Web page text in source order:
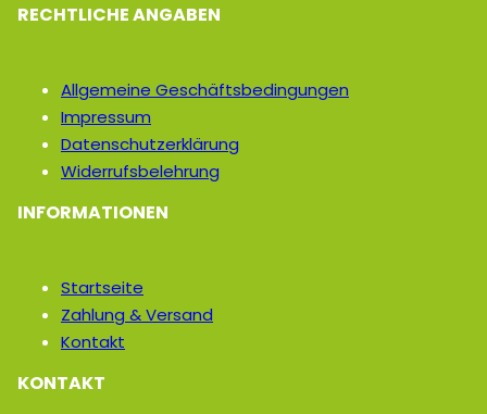
RECHTLICHE ANGABEN
Allgemeine Geschäftsbedingungen
Impressum
Datenschutzerklärung
Widerrufsbelehrung
INFORMATIONEN
Startseite
Zahlung & Versand
Kontakt
KONTAKT